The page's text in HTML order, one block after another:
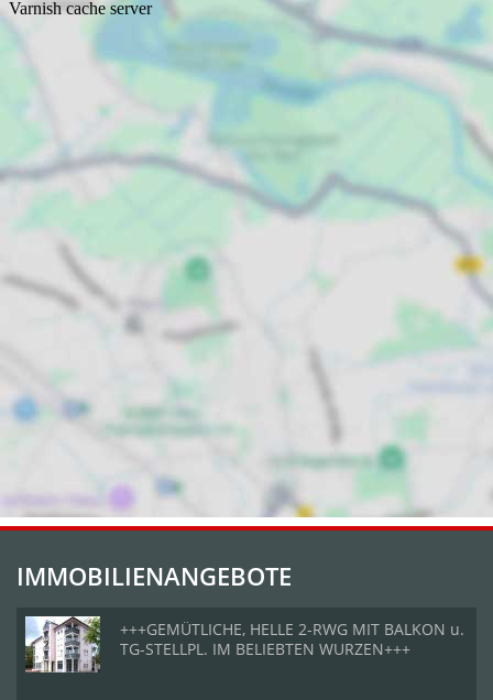
IMMOBILIENANGEBOTE
+++GEMÜTLICHE, HELLE 2-RWG MIT BALKON u.
TG-STELLPL. IM BELIEBTEN WURZEN+++